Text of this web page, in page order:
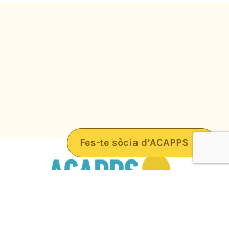
Fes-te sòcia d’ACAPPS